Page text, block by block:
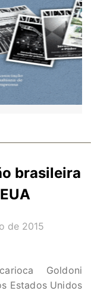
brasileira
de 2015
Goldoni
Estados Unidos